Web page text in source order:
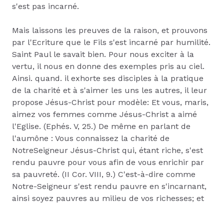
s'est pas incarné.
Mais laissons les preuves de la raison, et prouvons
par l'Ecriture que le Fils s'est incarné par humilité.
Saint Paul le savait bien. Pour nous exciter à la
vertu, il nous en donne des exemples pris au ciel.
Ainsi. quand. il exhorte ses disciples à la pratique
de la charité et à s'aimer les uns les autres, il leur
propose Jésus-Christ pour modèle: Et vous, maris,
aimez vos femmes comme Jésus-Christ a aimé
l'Eglise. (Ephés. V, 25.) De même en parlant de
l'aumône : Vous connaissez la charité de
NotreSeigneur Jésus-Christ qui, étant riche, s'est
rendu pauvre pour vous afin de vous enrichir par
sa pauvreté. (II Cor. VIII, 9.) C'est-à-dire comme
Notre-Seigneur s'est rendu pauvre en s'incarnant,
ainsi soyez pauvres au milieu de vos richesses; et